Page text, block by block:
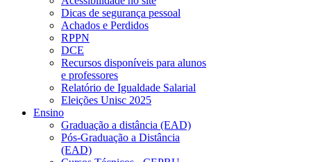
Dicas de segurança pessoal
Achados e Perdidos
RPPN
DCE
Recursos disponíveis para alunos
e professores
Relatório de Igualdade Salarial
Eleições Unisc 2025
Ensino
Graduação a distância (EAD)
Pós-Graduação a Distância
(EAD)